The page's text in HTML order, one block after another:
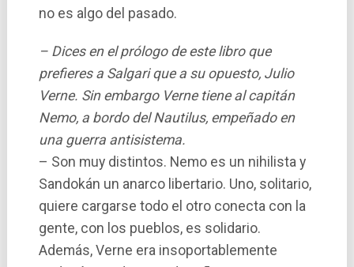
no es algo del pasado.
– Dices en el prólogo de este libro que
prefieres a Salgari que a su opuesto, Julio
Verne. Sin embargo Verne tiene al capitán
Nemo, a bordo del Nautilus, empeñado en
una guerra antisistema.
– Son muy distintos. Nemo es un nihilista y
Sandokán un anarco libertario. Uno, solitario,
quiere cargarse todo el otro conecta con la
gente, con los pueblos, es solidario.
Además, Verne era insoportablemente